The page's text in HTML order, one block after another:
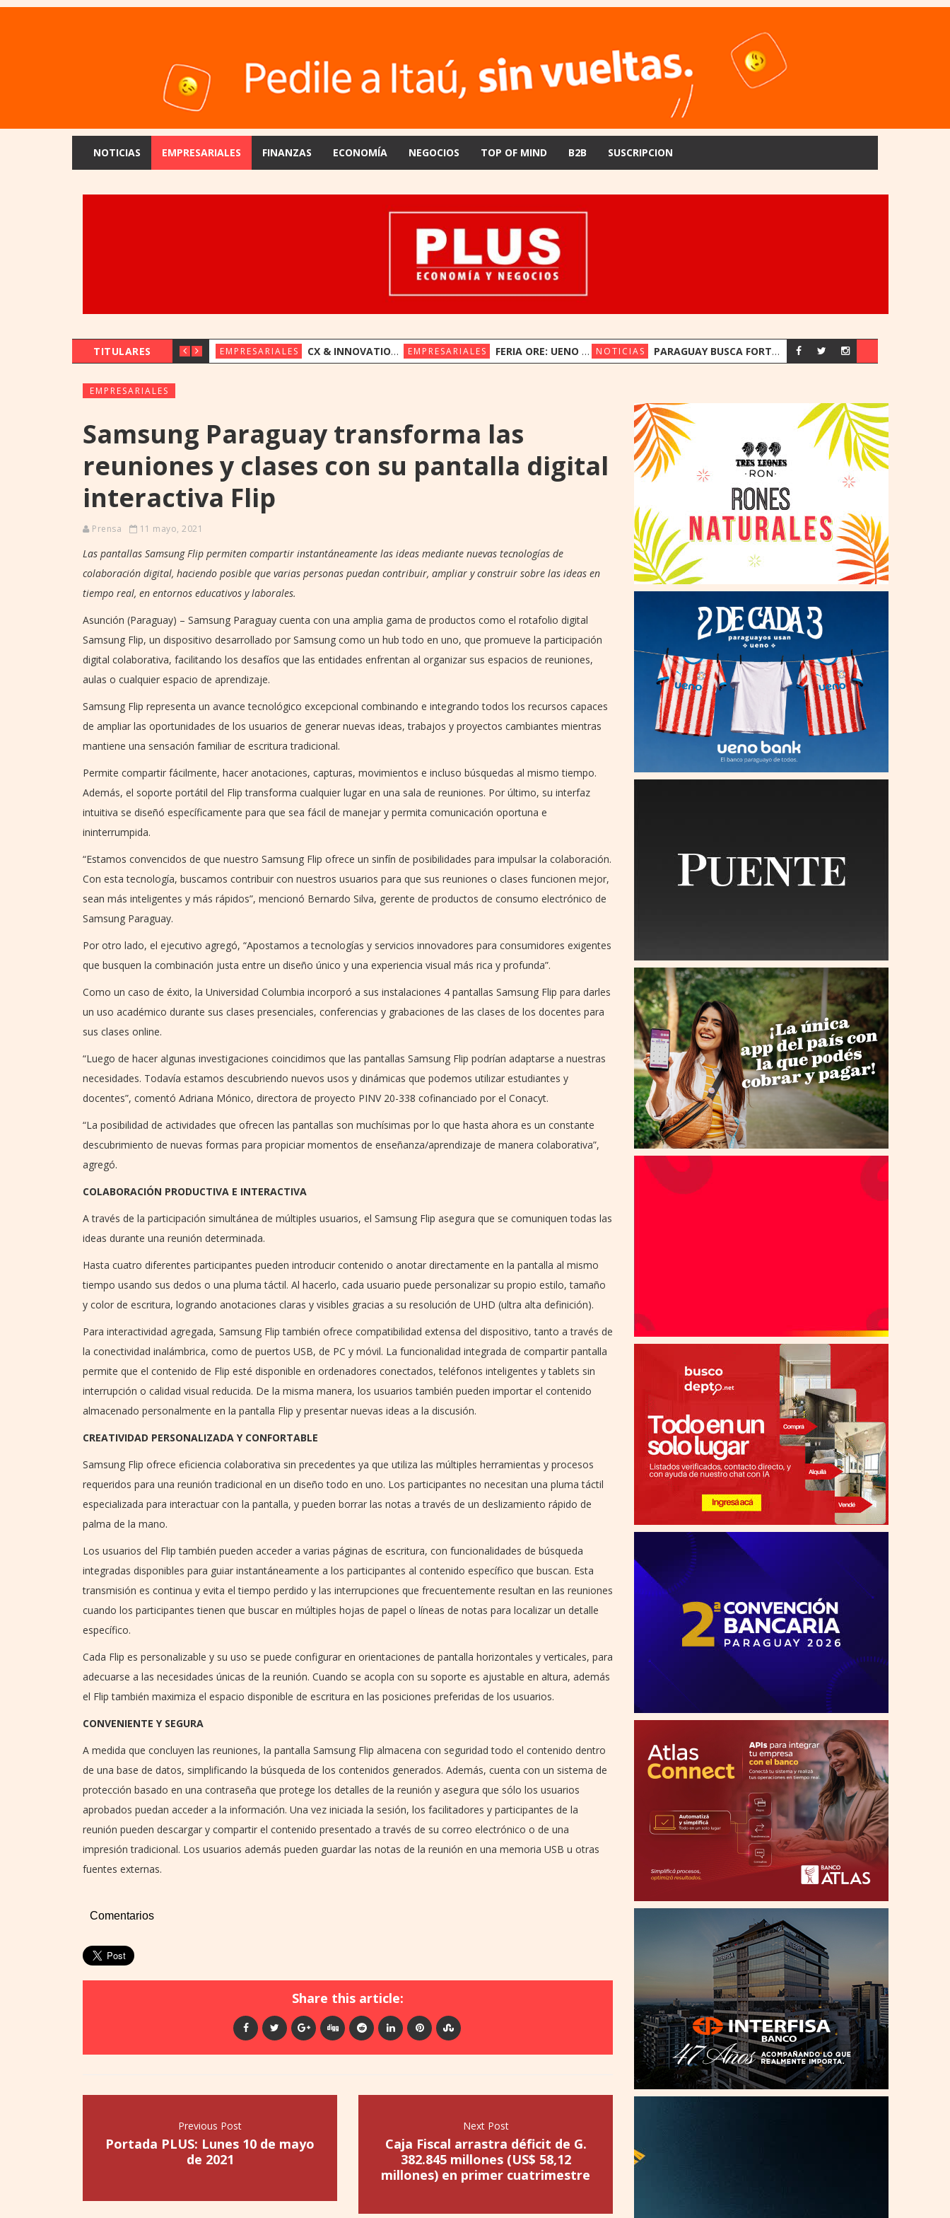
NOTICIAS EMPRESARIALES FINANZAS ECONOMÍA NEGOCIOS TOP OF MIND B2B SUSCRIPCION
TITULARES EMPRESARIALES CX & INNOVATION CONGRESS REÚNE A LÍDERES REGIONALES PARA EXPLORAR LA NUEVA ERA DE LA EXPERIENCIA DEL CLIENTE EMPRESARIALES FERIA ORE: UENO BANK APUESTA POR LA CULTURA INDÍGENA Y EL COMERCIO JUSTO NOTICIAS PARAGUAY BUSCA FORTALECER SU ESTRATEGIA ENERGÉTICA ANTE EL CRECIMIENTO DE LA DEMANDA
EMPRESARIALES
Samsung Paraguay transforma las
reuniones y clases con su pantalla digital
interactiva Flip
Prensa 11 mayo, 2021
Las pantallas Samsung Flip permiten compartir instantáneamente las ideas mediante nuevas tecnologías de
colaboración digital, haciendo posible que varias personas puedan contribuir, ampliar y construir sobre las ideas en
tiempo real, en entornos educativos y laborales.
Asunción (Paraguay) – Samsung Paraguay cuenta con una amplia gama de productos como el rotafolio digital
Samsung Flip, un dispositivo desarrollado por Samsung como un hub todo en uno, que promueve la participación
digital colaborativa, facilitando los desafíos que las entidades enfrentan al organizar sus espacios de reuniones,
aulas o cualquier espacio de aprendizaje.
Samsung Flip representa un avance tecnológico excepcional combinando e integrando todos los recursos capaces
de ampliar las oportunidades de los usuarios de generar nuevas ideas, trabajos y proyectos cambiantes mientras
mantiene una sensación familiar de escritura tradicional.
Permite compartir fácilmente, hacer anotaciones, capturas, movimientos e incluso búsquedas al mismo tiempo.
Además, el soporte portátil del Flip transforma cualquier lugar en una sala de reuniones. Por último, su interfaz
intuitiva se diseñó específicamente para que sea fácil de manejar y permita comunicación oportuna e
ininterrumpida.
“Estamos convencidos de que nuestro Samsung Flip ofrece un sinfín de posibilidades para impulsar la colaboración.
Con esta tecnología, buscamos contribuir con nuestros usuarios para que sus reuniones o clases funcionen mejor,
sean más inteligentes y más rápidos”, mencionó Bernardo Silva, gerente de productos de consumo electrónico de
Samsung Paraguay.
Por otro lado, el ejecutivo agregó, “Apostamos a tecnologías y servicios innovadores para consumidores exigentes
que busquen la combinación justa entre un diseño único y una experiencia visual más rica y profunda”.
Como un caso de éxito, la Universidad Columbia incorporó a sus instalaciones 4 pantallas Samsung Flip para darles
un uso académico durante sus clases presenciales, conferencias y grabaciones de las clases de los docentes para
sus clases online.
“Luego de hacer algunas investigaciones coincidimos que las pantallas Samsung Flip podrían adaptarse a nuestras
necesidades. Todavía estamos descubriendo nuevos usos y dinámicas que podemos utilizar estudiantes y
docentes”, comentó Adriana Mónico, directora de proyecto PINV 20-338 cofinanciado por el Conacyt.
“La posibilidad de actividades que ofrecen las pantallas son muchísimas por lo que hasta ahora es un constante
descubrimiento de nuevas formas para propiciar momentos de enseñanza/aprendizaje de manera colaborativa”,
agregó.
COLABORACIÓN PRODUCTIVA E INTERACTIVA
A través de la participación simultánea de múltiples usuarios, el Samsung Flip asegura que se comuniquen todas las
ideas durante una reunión determinada.
Hasta cuatro diferentes participantes pueden introducir contenido o anotar directamente en la pantalla al mismo
tiempo usando sus dedos o una pluma táctil. Al hacerlo, cada usuario puede personalizar su propio estilo, tamaño
y color de escritura, logrando anotaciones claras y visibles gracias a su resolución de UHD (ultra alta definición).
Para interactividad agregada, Samsung Flip también ofrece compatibilidad extensa del dispositivo, tanto a través de
la conectividad inalámbrica, como de puertos USB, de PC y móvil. La funcionalidad integrada de compartir pantalla
permite que el contenido de Flip esté disponible en ordenadores conectados, teléfonos inteligentes y tablets sin
interrupción o calidad visual reducida. De la misma manera, los usuarios también pueden importar el contenido
almacenado personalmente en la pantalla Flip y presentar nuevas ideas a la discusión.
CREATIVIDAD PERSONALIZADA Y CONFORTABLE
Samsung Flip ofrece eficiencia colaborativa sin precedentes ya que utiliza las múltiples herramientas y procesos
requeridos para una reunión tradicional en un diseño todo en uno. Los participantes no necesitan una pluma táctil
especializada para interactuar con la pantalla, y pueden borrar las notas a través de un deslizamiento rápido de
palma de la mano.
Los usuarios del Flip también pueden acceder a varias páginas de escritura, con funcionalidades de búsqueda
integradas disponibles para guiar instantáneamente a los participantes al contenido específico que buscan. Esta
transmisión es continua y evita el tiempo perdido y las interrupciones que frecuentemente resultan en las reuniones
cuando los participantes tienen que buscar en múltiples hojas de papel o líneas de notas para localizar un detalle
específico.
Cada Flip es personalizable y su uso se puede configurar en orientaciones de pantalla horizontales y verticales, para
adecuarse a las necesidades únicas de la reunión. Cuando se acopla con su soporte es ajustable en altura, además
el Flip también maximiza el espacio disponible de escritura en las posiciones preferidas de los usuarios.
CONVENIENTE Y SEGURA
A medida que concluyen las reuniones, la pantalla Samsung Flip almacena con seguridad todo el contenido dentro
de una base de datos, simplificando la búsqueda de los contenidos generados. Además, cuenta con un sistema de
protección basado en una contraseña que protege los detalles de la reunión y asegura que sólo los usuarios
aprobados puedan acceder a la información. Una vez iniciada la sesión, los facilitadores y participantes de la
reunión pueden descargar y compartir el contenido presentado a través de su correo electrónico o de una
impresión tradicional. Los usuarios además pueden guardar las notas de la reunión en una memoria USB u otras
fuentes externas.
Comentarios
Share this article:
Previous Post
Portada PLUS: Lunes 10 de mayo
de 2021
Next Post
Caja Fiscal arrastra déficit de G.
382.845 millones (US$ 58,12
millones) en primer cuatrimestre